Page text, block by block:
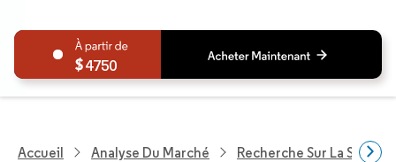
4750
Accueil Analyse Du Marché Recherche Sur La Santé